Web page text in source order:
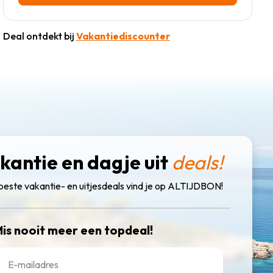
Deal ontdekt bij Vakantiediscounter
en dagje uit deals!
vakantie- en uitjesdeals vind je op ALTIJDBON!
nooit meer een topdeal!